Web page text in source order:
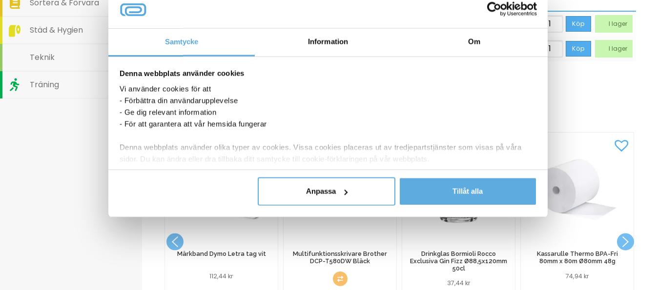
Samtycke Information Om
Denna webbplats använder cookies
Vi använder cookies för att
- Förbättra din användarupplevelse
- Ge dig relevant information
- För att garantera att vår hemsida fungerar
Denna webbplats använder olika typer av cookies. Vissa cookies placeras ut av tredjepartstjänster som visas på våra
sidor. Du kan ändra eller dra tillbaka ditt samtycke till cookie-förklaringen på vår webbplats.
Anpassa
Tillåt alla
Sortera & Förvara
Städ & Hygien
Teknik
Träning
Köp I lager
Köp I lager
Märkband Dymo Letra tag vit
112,44kr
Multifunktionsskrivare Brother
DCP-T580DW Bläck
Drinkglas Bormioli Rocco
Exclusiva Gin Fizz Ø88,5x120mm
50cl
37,44kr
Kassarulle Thermo BPA-Fri
80mm x 80m Ø80mm 48g
74,94kr